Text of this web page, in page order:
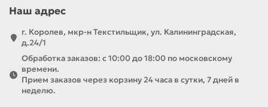
Наш адрес
г. Королев, мкр-н Текстильщик, ул. Калининградская,
д.24/1
Обработка заказов: с 10:00 до 18:00 по московскому
времени.
Прием заказов через корзину 24 часа в сутки, 7 дней в
неделю.